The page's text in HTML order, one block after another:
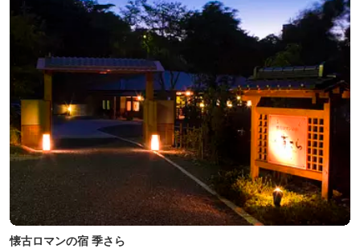
懐古ロマンの宿 季さら